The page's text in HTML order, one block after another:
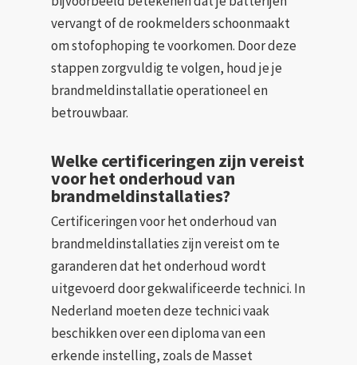
vervangt of de rookmelders schoonmaakt
om stofophoping te voorkomen. Door deze
stappen zorgvuldig te volgen, houd je je
brandmeldinstallatie operationeel en
betrouwbaar.
Welke certificeringen zijn vereist
voor het onderhoud van
brandmeldinstallaties?
Certificeringen voor het onderhoud van
brandmeldinstallaties zijn vereist om te
garanderen dat het onderhoud wordt
uitgevoerd door gekwalificeerde technici. In
Nederland moeten deze technici vaak
beschikken over een diploma van een
erkende instelling, zoals de Masset